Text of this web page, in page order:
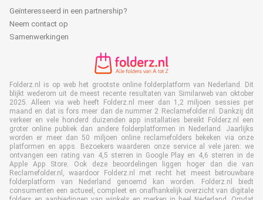
Geïnteresseerd in een partnership?
Neem contact op
Samenwerkingen
Folderz.nl is op web het grootste online folderplatform van Nederland. Dit
blijkt wederom uit de meest recente resultaten van Similarweb van oktober
2025. Alleen via web heeft Folderz.nl meer dan 1,2 miljoen sessies per
maand en dat is fors meer dan de nummer 2 Reclamefolder.nl. Dankzij dit
verkeer en vele honderd duizenden app installaties bereikt Folderz.nl een
groter online publiek dan andere folderplatformen in Nederland. Jaarlijks
worden er meer dan 50 miljoen online reclamefolders bekeken via onze
platformen en apps. Bezoekers waarderen onze service al vele jaren: we
ontvangen een rating van 4,5 sterren in Google Play en 4,6 sterren in de
Apple App Store. Ook deze beoordelingen liggen hoger dan die van
Reclamefolder.nl, waardoor Folderz.nl met recht het meest betrouwbare
folderplatform van Nederland genoemd kan worden. Folderz.nl biedt
consumenten een actueel, compleet en onafhankelijk overzicht van digitale